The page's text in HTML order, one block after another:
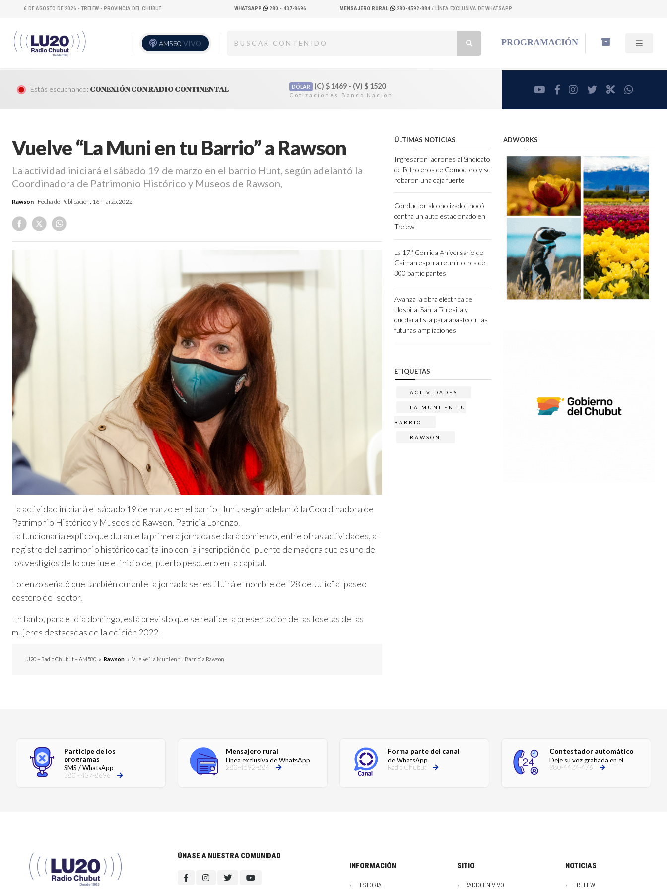
6 DE AGOSTO DE 2026 - TRELEW - PROVINCIA DEL CHUBUT WHATSAPP 280 - 437-8696 MENSAJERO RURAL 280-4592-884 / LÍNEA EXCLUSIVA DE WHATSAPP
AM580 VIVO PROGRAMACIÓN
Estás escuchando: CONEXIÓN CON RADIO CONTINENTAL DÓLAR (C) $1469 - (V) $1520 youtubefacebookinstagram
twitterRadioCut
Vuelve “La Muni en tu Barrio” a Rawson
La actividad iniciará el sábado 19 de marzo en el barrio Hunt, según adelantó la
Coordinadora de Patrimonio Histórico y Museos de Rawson,
Rawson- Fecha de Publicación: 16 marzo, 2022
La actividad iniciará el sábado 19 de marzo en el barrio Hunt, según adelantó la Coordinadora de
Patrimonio Histórico y Museos de Rawson, Patricia Lorenzo.
La funcionaria explicó que durante la primera jornada se dará comienzo, entre otras actividades, al
registro del patrimonio histórico capitalino con la inscripción del puente de madera que es uno de
los vestigios de lo que fue el inicio del puerto pesquero en la capital.
Lorenzo señaló que también durante la jornada se restituirá el nombre de “28 de Julio” al paseo
costero del sector.
En tanto, para el día domingo, está previsto que se realice la presentación de las losetas de las
mujeres destacadas de la edición 2022.
LU20 – Radio Chubut – AM580 » Rawson » Vuelve “La Muni en tu Barrio” a Rawson
ÚLTIMAS NOTICIAS
Ingresaron ladrones al Sindicato
de Petroleros de Comodoro y se
robaron una caja fuerte
Conductor alcoholizado chocó
contra un auto estacionado en
Trelew
La 17.ª Corrida Aniversario de
Gaiman espera reunir cerca de
300 participantes
Avanza la obra eléctrica del
Hospital Santa Teresita y
quedará lista para abastecer las
futuras ampliaciones
ETIQUETAS
ACTIVIDADES
LA MUNI EN TU
BARRIO
RAWSON
ADWORKS
Participe de los
programas
SMS / WhatsApp
280 - 437-8696
Mensajero rural
Línea exclusiva de WhatsApp
280-4592-884
Forma parte del canal
de WhatsApp
Radio Chubut
Contestador automático
Deje su voz grabada en el
280-4424-476
ÚNASE A NUESTRA COMUNIDAD
INFORMACIÓN
HISTORIA
SITIO
RADIO EN VIVO
NOTICIAS
TRELEW